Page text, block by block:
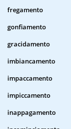
fregamento
gonfiamento
gracidamento
imbiancamento
impaccamento
impiccamento
inappagamento